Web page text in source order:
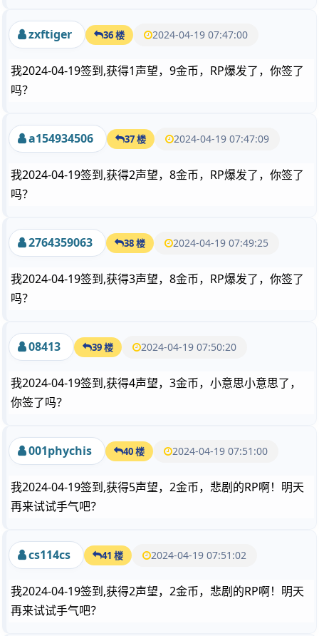
zxftiger 36 楼 2024-04-19 07:47:00
我2024-04-19签到,获得1声望，9金币，RP爆发了，你签了
吗？
a154934506 37 楼 2024-04-19 07:47:09
我2024-04-19签到,获得2声望，8金币，RP爆发了，你签了
吗？
2764359063 38 楼 2024-04-19 07:49:25
我2024-04-19签到,获得3声望，8金币，RP爆发了，你签了
吗？
08413 39 楼 2024-04-19 07:50:20
我2024-04-19签到,获得4声望，3金币，小意思小意思了，
你签了吗？
001phychis 40 楼 2024-04-19 07:51:00
我2024-04-19签到,获得5声望，2金币，悲剧的RP啊！明天
再来试试手气吧？
cs114cs 41 楼 2024-04-19 07:51:02
我2024-04-19签到,获得2声望，2金币，悲剧的RP啊！明天
再来试试手气吧？